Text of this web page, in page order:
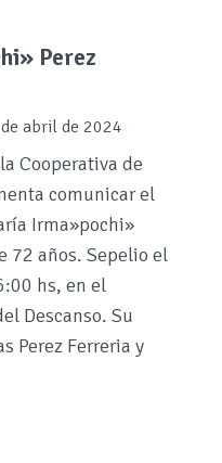
Perez
abril de 2024
Cooperativa de
comunicar el
Irma»pochi»
72 años. Sepelio el
hs, en el
Descanso. Su
Perez Ferreria y